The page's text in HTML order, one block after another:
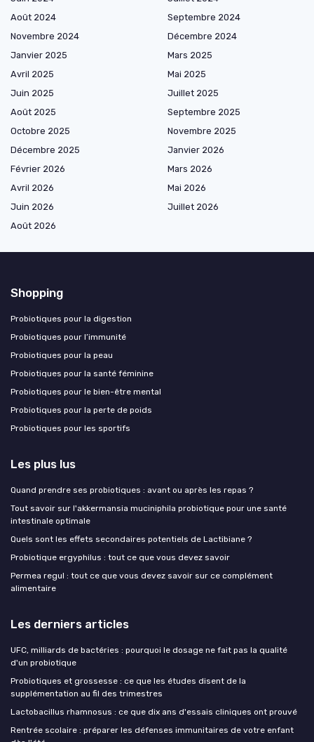
Août 2024
Septembre 2024
Novembre 2024
Décembre 2024
Janvier 2025
Mars 2025
Avril 2025
Mai 2025
Juin 2025
Juillet 2025
Août 2025
Septembre 2025
Octobre 2025
Novembre 2025
Décembre 2025
Janvier 2026
Février 2026
Mars 2026
Avril 2026
Mai 2026
Juin 2026
Juillet 2026
Août 2026
Shopping
Probiotiques pour la digestion
Probiotiques pour l’immunité
Probiotiques pour la peau
Probiotiques pour la santé féminine
Probiotiques pour le bien-être mental
Probiotiques pour la perte de poids
Probiotiques pour les sportifs
Les plus lus
Quand prendre ses probiotiques : avant ou après les repas ?
Tout savoir sur l'akkermansia muciniphila probiotique pour une santé
intestinale optimale
Quels sont les effets secondaires potentiels de Lactibiane ?
Probiotique ergyphilus : tout ce que vous devez savoir
Permea regul : tout ce que vous devez savoir sur ce complément
alimentaire
Les derniers articles
UFC, milliards de bactéries : pourquoi le dosage ne fait pas la qualité
d'un probiotique
Probiotiques et grossesse : ce que les études disent de la
supplémentation au fil des trimestres
Lactobacillus rhamnosus : ce que dix ans d'essais cliniques ont prouvé
Rentrée scolaire : préparer les défenses immunitaires de votre enfant